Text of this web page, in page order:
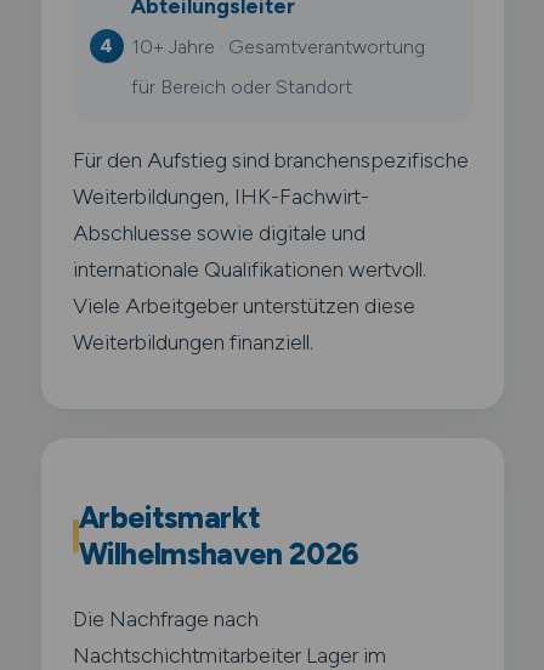
10+ Jahre · Gesamtverantwortung
für Bereich oder Standort
Für den Aufstieg sind branchenspezifische
Weiterbildungen, IHK-Fachwirt-
Abschluesse sowie digitale und
internationale Qualifikationen wertvoll.
Viele Arbeitgeber unterstützen diese
Weiterbildungen finanziell.
Arbeitsmarkt
Wilhelmshaven 2026
Die Nachfrage nach
Nachtschichtmitarbeiter Lager im